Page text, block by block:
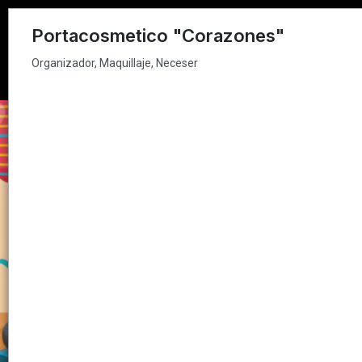
Organizador, Maquillaje, Neceser
Portacosmetico "Corazones"
Organizador, Maquillaje, Neceser